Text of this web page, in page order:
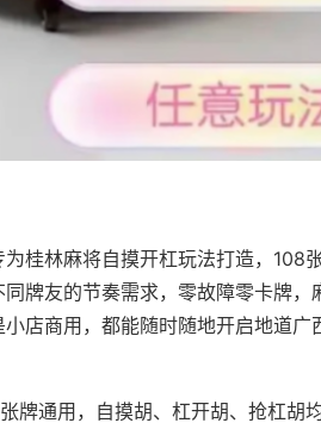
为桂林麻将自摸开杠玩法打造，108
牌友的节奏需求，零故障零卡牌，
店商用，都能随时随地开启地道广
牌通用，自摸胡、杠开胡、抢杠胡